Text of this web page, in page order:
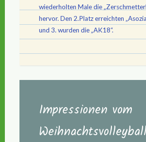
wiederholten Male die
hervor. Den 2.Platz erreichten
und 3. wurden die „AK18“.
Impressionen vom